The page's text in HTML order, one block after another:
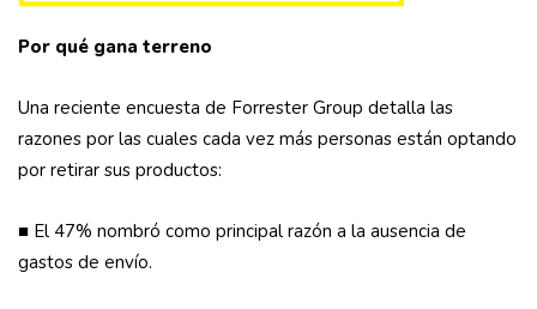
Por qué gana terreno
Una reciente encuesta de Forrester Group detalla las
razones por las cuales cada vez más personas están optando
por retirar sus productos:
■ El 47% nombró como principal razón a la ausencia de
gastos de envío.